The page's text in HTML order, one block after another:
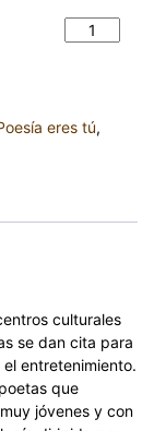
eres tú,
culturales
se dan cita para
entretenimiento.
que
jóvenes y con